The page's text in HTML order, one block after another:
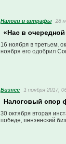
Налоги и штрафы 28
«Нас в
16 ноября в третьем,
ноября его одобрил
Бизнес 1 ноября 2017,
Налоговый спор
30 октября вторая
победе, пензенский